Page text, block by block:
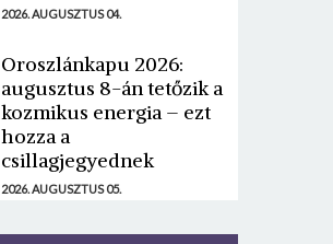
2026. AUGUSZTUS 04.
Oroszlánkapu 2026:
augusztus 8-án tetőzik a
kozmikus energia – ezt
hozza a
csillagjegyednek
2026. AUGUSZTUS 05.